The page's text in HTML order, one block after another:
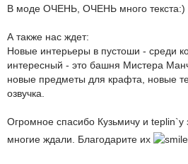
В моде ОЧЕНЬ, ОЧЕНЬ много текста:)
А также нас ждет:
Новые интерьеры в пустоши - среди
интересный - это башня Мистера
новые предметы для крафта, новые
озвучка.
Огромное спасибо Кузьмичу и teplin`у
многие ждали. Благодарите их